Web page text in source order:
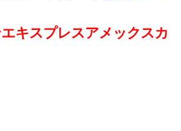
キスプレスアメックスカ